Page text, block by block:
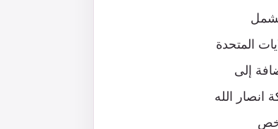
تشمل
المتحدة
إلى
انصار الله